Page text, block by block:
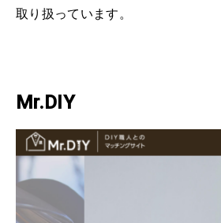
取り扱っています。
Mr.DIY